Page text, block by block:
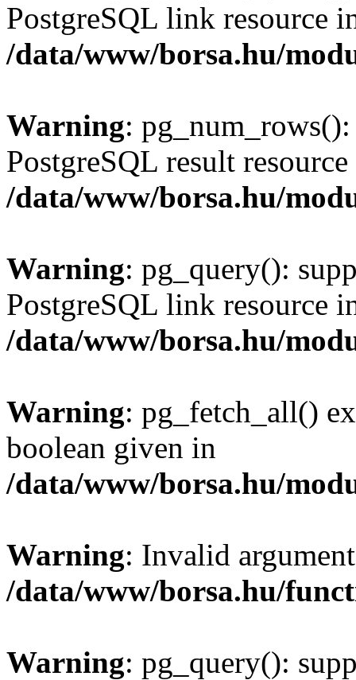
PostgreSQL link resource
/data/www/borsa.hu/
Warning:
PostgreSQL result
/data/www/borsa.hu/
Warning: pg_query():
PostgreSQL link resource
/data/www/borsa.hu/
Warning: pg_fetch_all()
boolean given in
/data/www/borsa.hu/
Warning: Invalid
/data/www/borsa.hu/
Warning: pg_query():